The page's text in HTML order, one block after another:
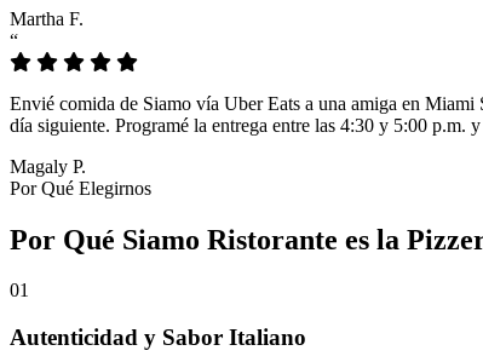
Martha F.
“
Envié comida de Siamo vía Uber Eats a una amiga en
día siguiente. Programé la entrega entre las 4:30 y 5:00 p.m.
Magaly P.
Por Qué Elegirnos
Por Qué Siamo Ristorante es la
01
Autenticidad y Sabor Italiano